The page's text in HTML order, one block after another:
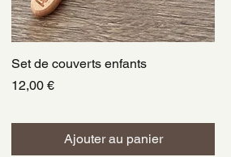
Aperçu rapide
Set de couverts enfants
Prix
12,00 €
Ajouter au panier